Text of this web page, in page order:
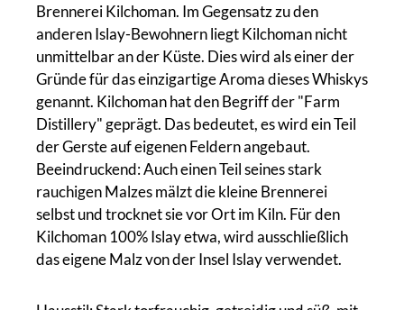
Brennerei Kilchoman. Im Gegensatz zu den
anderen Islay-Bewohnern liegt Kilchoman nicht
unmittelbar an der Küste. Dies wird als einer der
Gründe für das einzigartige Aroma dieses Whiskys
genannt. Kilchoman hat den Begriff der "Farm
Distillery" geprägt. Das bedeutet, es wird ein Teil
der Gerste auf eigenen Feldern angebaut.
Beeindruckend: Auch einen Teil seines stark
rauchigen Malzes mälzt die kleine Brennerei
selbst und trocknet sie vor Ort im Kiln. Für den
Kilchoman 100% Islay etwa, wird ausschließlich
das eigene Malz von der Insel Islay verwendet.